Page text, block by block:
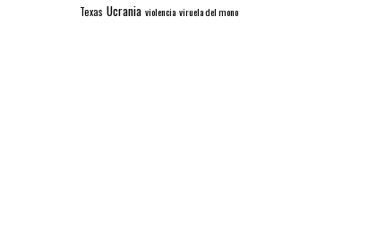
Texas Ucrania violencia viruela del mono